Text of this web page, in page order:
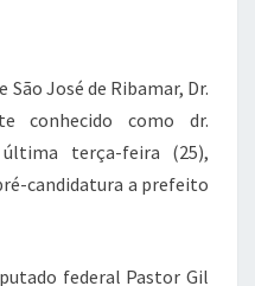
s
A
p
p
gr
a
m
José de Ribamar, Dr.
conhecido como dr.
terça-feira (25),
candidatura a prefeito
federal Pastor Gil